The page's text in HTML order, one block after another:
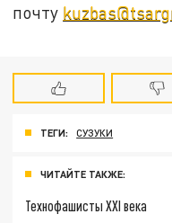
почту
ТЕГИ: СУЗУКИ
ЧИТАЙТЕ ТАКЖЕ:
Технофашисты XXI века